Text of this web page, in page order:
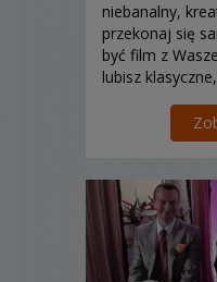
niebanalny,
przekonaj się
być film z
lubisz
fotografie